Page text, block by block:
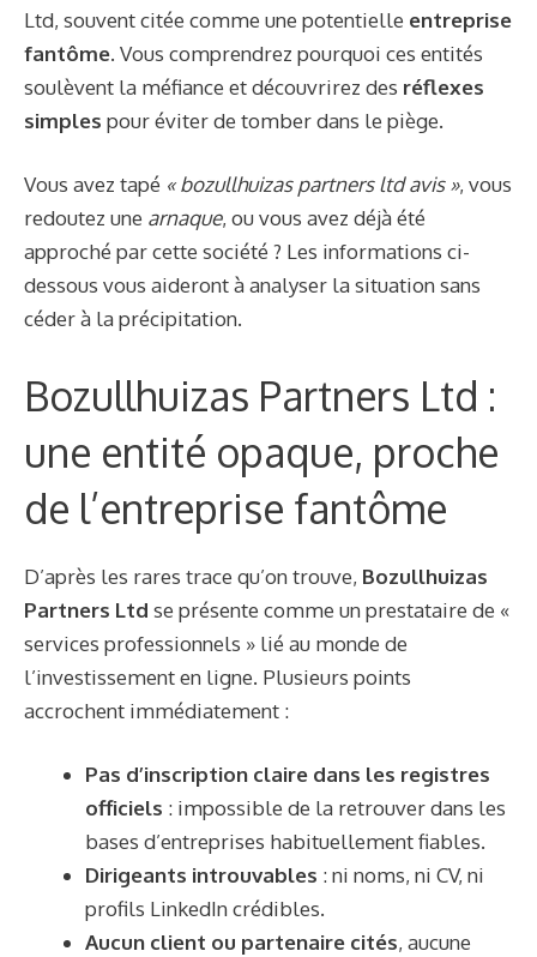
Ltd, souvent citée comme une potentielle entreprise
fantôme. Vous comprendrez pourquoi ces entités
soulèvent la méfiance et découvrirez des réflexes
simples pour éviter de tomber dans le piège.
Vous avez tapé « bozullhuizas partners ltd avis », vous
redoutez une arnaque, ou vous avez déjà été
approché par cette société ? Les informations ci-
dessous vous aideront à analyser la situation sans
céder à la précipitation.
Bozullhuizas Partners Ltd :
une entité opaque, proche
de l’entreprise fantôme
D’après les rares trace qu’on trouve, Bozullhuizas
Partners Ltd se présente comme un prestataire de «
services professionnels » lié au monde de
l’investissement en ligne. Plusieurs points
accrochent immédiatement :
Pas d’inscription claire dans les registres
officiels : impossible de la retrouver dans les
bases d’entreprises habituellement fiables.
Dirigeants introuvables : ni noms, ni CV, ni
profils LinkedIn crédibles.
Aucun client ou partenaire cités, aucune